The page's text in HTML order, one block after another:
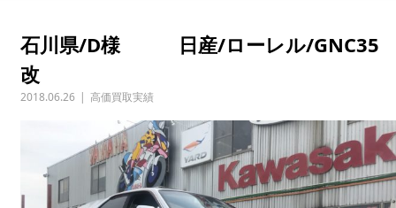
石川県/D様 日産/ローレル/GNC35
改
2018.06.26 高価買取実績